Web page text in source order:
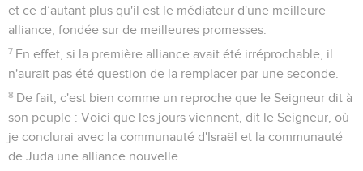
et ce d’autant plus qu'il est le médiateur d'une meilleure
alliance, fondée sur de meilleures promesses.
7 En effet, si la première alliance avait été irréprochable, il
n'aurait pas été question de la remplacer par une seconde.
8 De fait, c'est bien comme un reproche que le Seigneur dit à
son peuple : Voici que les jours viennent, dit le Seigneur, où
je conclurai avec la communauté d'Israël et la communauté
de Juda une alliance nouvelle.